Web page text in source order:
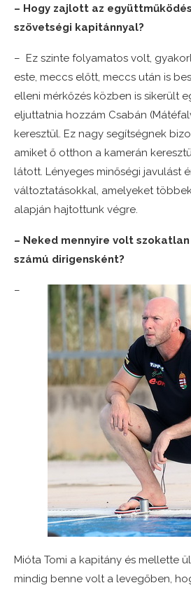
– Hogy zajlott az
szövetségi kapitánnyal?
– Ez szinte folyamatos volt,
este, meccs előtt, meccs után is
elleni mérkőzés közben is sikerült
eljuttatnia hozzám Csabán
keresztül. Ez nagy segítségnek
amiket ő otthon a kamerán
látott. Lényeges minőségi javulást
változtatásokkal, amelyeket
alapján hajtottunk végre.
– Neked mennyire volt
számú dirigensként?
–
Mióta Tomi a kapitány és mellette
mindig benne volt a levegőben,